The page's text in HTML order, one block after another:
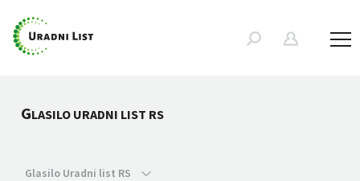
GLASILO URADNI LIST RS
Glasilo Uradni list RS